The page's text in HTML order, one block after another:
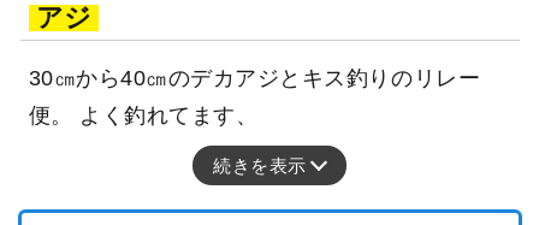
アジ
30㎝から40㎝のデカアジとキス釣りのリレー
便。 よく釣れてます、
続きを表示